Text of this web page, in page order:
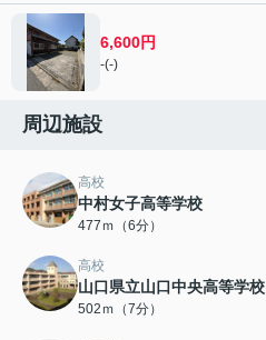
6,600円
-(-)
周辺施設
高校
中村女子高等学校
477ｍ（6分）
高校
山口県立山口中央高等学校
502ｍ（7分）